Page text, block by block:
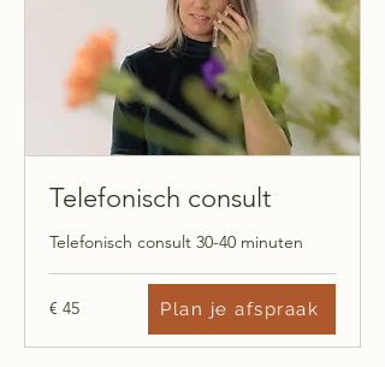
Telefonisch consult
Telefonisch consult 30-40 minuten
45
euro
€ 45 Plan je afspraak